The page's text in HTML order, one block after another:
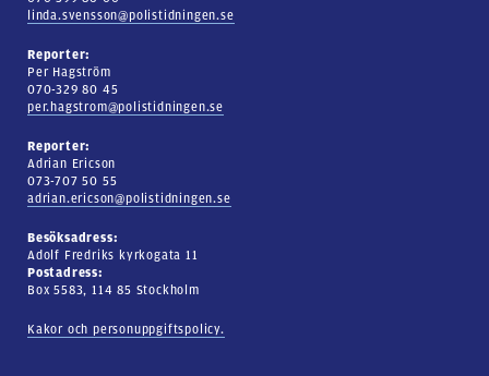
linda.svensson@polistidningen.se
Reporter:
Per Hagström
070-329 80 45
per.hagstrom@polistidningen.se
Reporter:
Adrian Ericson
073-707 50 55
adrian.ericson@polistidningen.se
Besöksadress:
Adolf Fredriks kyrkogata 11
Postadress:
Box 5583, 114 85 Stockholm
Kakor och personuppgiftspolicy.